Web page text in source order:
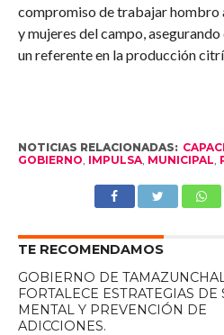
compromiso de trabajar hombro
y mujeres del campo,
un referente en la producción
NOTICIAS RELACIONADAS:
GOBIERNO, IMPULSA, MUNICIPAL,
TE RECOMENDAMOS
GOBIERNO DE
FORTALECE ESTRATEGIAS DE
MENTAL Y PREVENCIÓN DE
ADICCIONES.